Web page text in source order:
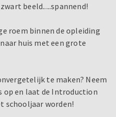
beeld.....spannend!
roem binnen de opleiding
huis met een grote
te maken? Neem
op en laat de Introduction
schooljaar worden!